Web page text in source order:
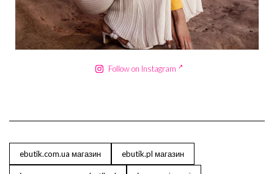
Сер 18
Follow on Instagram
ebutik.com.ua магазин ebutik.pl магазин